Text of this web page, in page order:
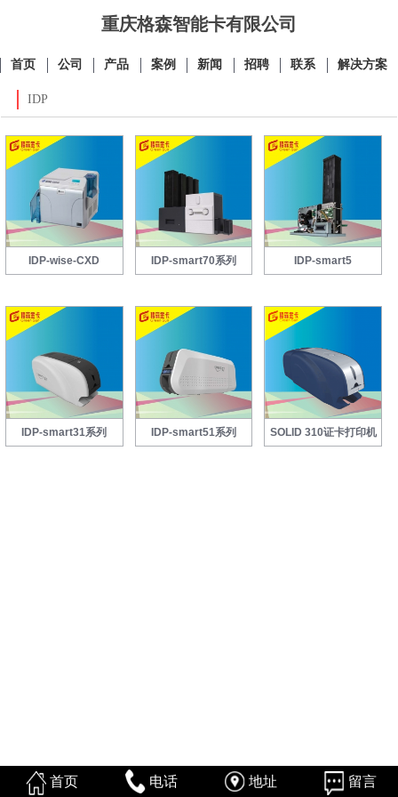
重庆格森智能卡有限公司
首页 公司 产品 案例 新闻 招聘 联系 解决方案
IDP
IDP-wise-CXD IDP-smart70系列 IDP-smart5
IDP-smart31系列 IDP-smart51系列 SOLID 310证卡打印机
首页 电话 地址 留言